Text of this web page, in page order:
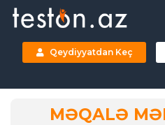
Qeydiyyatdan Keç
MƏQALƏ